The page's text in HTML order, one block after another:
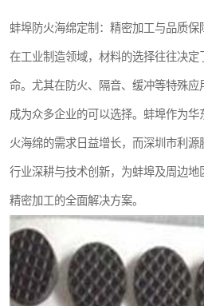
蚌埠防火海绵定制：精密加工与品质保
在工业制造领域，材料的选择往往决
命。尤其在防火、隔音、缓冲等特殊
成为众多企业的可以选择。蚌埠作为
火海绵的需求日益增长，而深圳市利
行业深耕与技术创新，为蚌埠及周边地
精密加工的全面解决方案。
佛橡胶泡棉